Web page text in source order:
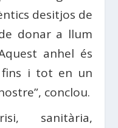
desitjos de
donar a llum
anhel és
fins i tot en un
conclou.
sanitària,